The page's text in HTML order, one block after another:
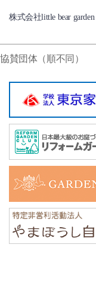
株式会社little bear garden
協賛団体（順不同）